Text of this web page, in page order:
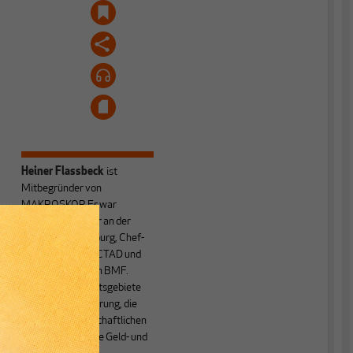
Heiner Flassbeck ist
Mitbegründer von
MAKROSKOP.Er war
Honorarprofessor an der
Universität Hamburg, Chef-
Volkswirt der UNCTAD und
Staatssekretär im BMF.
Seine Hauptarbeitsgebiete
sind die Globalisierung, die
Theorie der wirtschaftlichen
Entwicklung sowie Geld- und